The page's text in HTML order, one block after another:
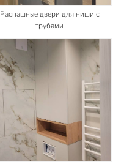
Распашные двери для ниши с
трубами